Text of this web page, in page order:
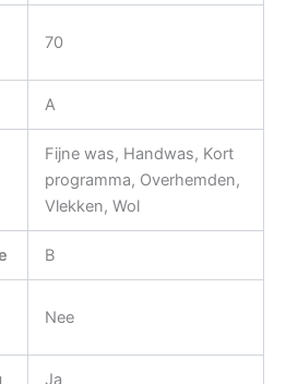
70
A
Fijne was, Handwas, Kort
programma, Overhemden,
Vlekken, Wol
B
Nee
Ja